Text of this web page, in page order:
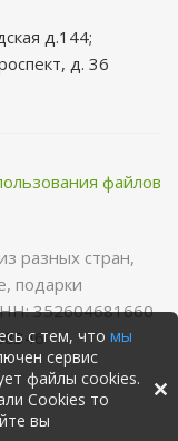
д.144;
д. 36
файлов
разных стран,
пoдарки
352604681660
с тем, что мы
сервис
файлы cookies.
Cookies то
вы